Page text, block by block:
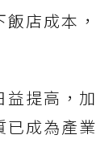
店成本，
益提高，加
已成為產業